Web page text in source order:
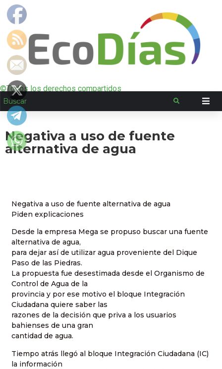
©Todos los derechos compartidos
Negativa a uso de fuente
alternativa de agua
Negativa a uso de fuente alternativa de agua
Piden explicaciones
Desde la empresa Mega se propuso buscar una fuente
alternativa de agua,
para dejar así de utilizar agua proveniente del Dique
Paso de las Piedras.
La propuesta fue desestimada desde el Organismo de
Control de Agua de la
provincia y por ese motivo el bloque Integración
Ciudadana quiere saber las
razones de la decisión que priva a los usuarios
bahienses de una gran
cantidad de agua.
Tiempo atrás llegó al bloque Integración Ciudadana (IC)
la información